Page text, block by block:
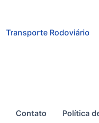
Transporte Rodoviário
Contato Política